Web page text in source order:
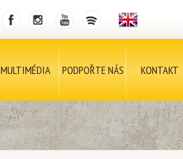
MULTIMÉDIA PODPOŘTE NÁS KONTAKT